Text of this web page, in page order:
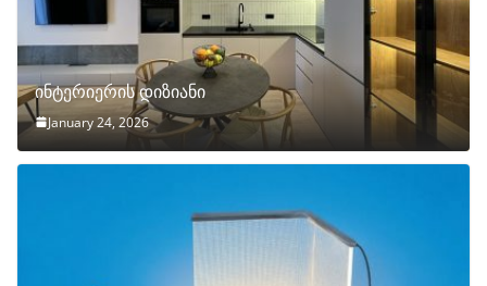
ინტერიერის დიზიანი
January 24, 2026